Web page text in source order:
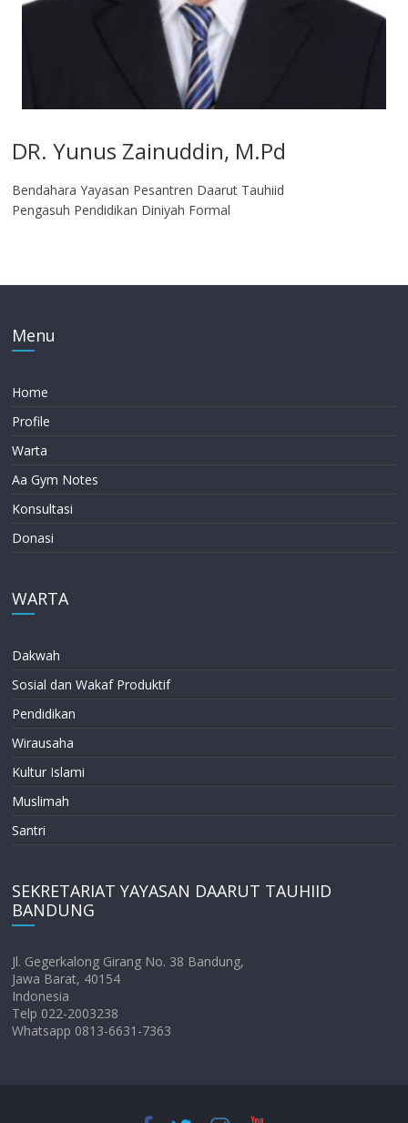
DR. Yunus Zainuddin, M.Pd
Bendahara Yayasan Pesantren Daarut Tauhiid
Pengasuh Pendidikan Diniyah Formal
Menu
Home
Profile
Warta
Aa Gym Notes
Konsultasi
Donasi
WARTA
Dakwah
Sosial dan Wakaf Produktif
Pendidikan
Wirausaha
Kultur Islami
Muslimah
Santri
SEKRETARIAT YAYASAN DAARUT TAUHIID
BANDUNG
Jl. Gegerkalong Girang No. 38 Bandung,
Jawa Barat, 40154
Indonesia
Telp 022-2003238
Whatsapp 0813-6631-7363